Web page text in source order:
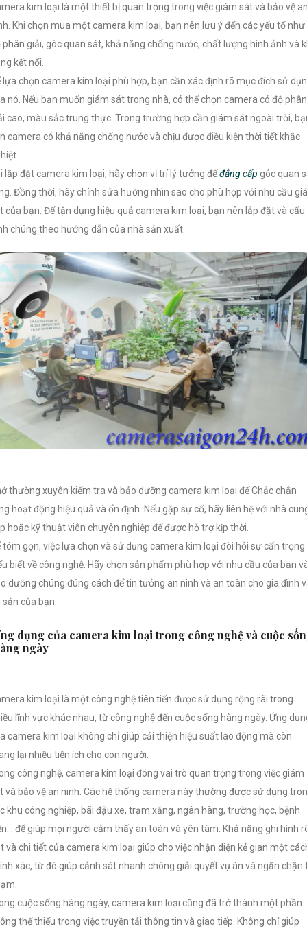
kim loại là một thiết bị quan trọng trong việc giám sát và bảo vệ
Khi chọn mua một camera kim loại, bạn nên lưu ý đến các yếu tố như
phân giải, góc quan sát, khả năng chống nước, chất lượng hình ảnh và
kết nối.
lựa chọn camera kim loại phù hợp, bạn cần xác định rõ mục đích sử
nó. Nếu bạn muốn giám sát trong nhà, có thể chọn camera có độ phân
cao, màu sắc trung thực. Trong trường hợp cần giám sát ngoài trời,
camera có khả năng chống nước và chịu được điều kiện thời tiết khắc
lắp đặt camera kim loại, hãy chọn vị trí lý tưởng đểđẳng cấp góc quan
Đồng thời, hãy chỉnh sửa hướng nhìn sao cho phù hợp với nhu cầu
của bạn. Để tận dụng hiệu quả camera kim loại, bạn nên lắp đặt và cấu
chúng theo hướng dẫn của nhà sản xuất.
thường xuyên kiểm tra và bảo dưỡng camera kim loại để Chắc chắn
hoạt động hiệu quả và ổn định. Nếu gặp sự cố, hãy liên hệ với nhà
hoặc kỹ thuật viên chuyên nghiệp để được hỗ trợ kịp thời.
tóm gọn, việc lựa chọn và sử dụng camera kim loại đòi hỏi sự cẩn trọng
biết về công nghệ. Hãy chọn sản phẩm phù hợp với nhu cầu của bạn
dưỡng chúng đúng cách để tin tưởng an ninh và an toàn cho gia đình
sản của bạn.
dụng của camera kim loại trong công nghệ và cuộc
ngày
kim loại là một công nghệ tiên tiến được sử dụng rộng rãi trong
lĩnh vực khác nhau, từ công nghệ đến cuộc sống hàng ngày. Ứng
camera kim loại không chỉ giúp cải thiện hiệu suất lao động mà còn
lại nhiều tiện ích cho con người.
công nghệ, camera kim loại đóng vai trò quan trọng trong việc giám
và bảo vệ an ninh. Các hệ thống camera này thường được sử dụng
khu công nghiệp, bãi đậu xe, trạm xăng, ngân hàng, trường học, bệnh
để giúp mọi người cảm thấy an toàn và yên tâm. Khả năng ghi hình
và chi tiết của camera kim loại giúp cho việc nhận diện kẻ gian một
xác, từ đó giúp cảnh sát nhanh chóng giải quyết vụ án và ngăn chặn
cuộc sống hàng ngày, camera kim loại cũng đã trở thành một phần
thể thiếu trong việc truyền tải thông tin và giao tiếp. Không chỉ giúp